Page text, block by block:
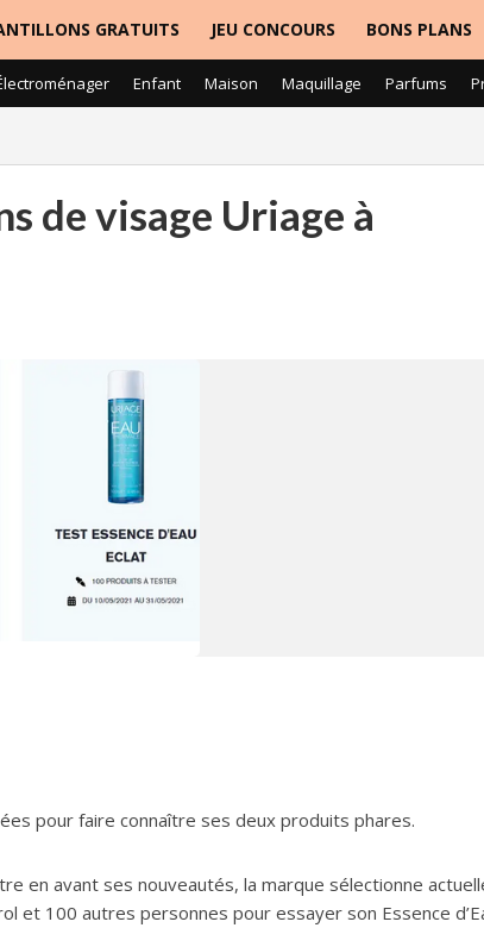
GRATUITS JEU CONCOURS BONS PLANS
Enfant Maison Maquillage Parfums
de visage Uriage à
pour faire connaître ses deux produits phares.
en avant ses nouveautés, la marque sélectionne
et 100 autres personnes pour essayer son Essence